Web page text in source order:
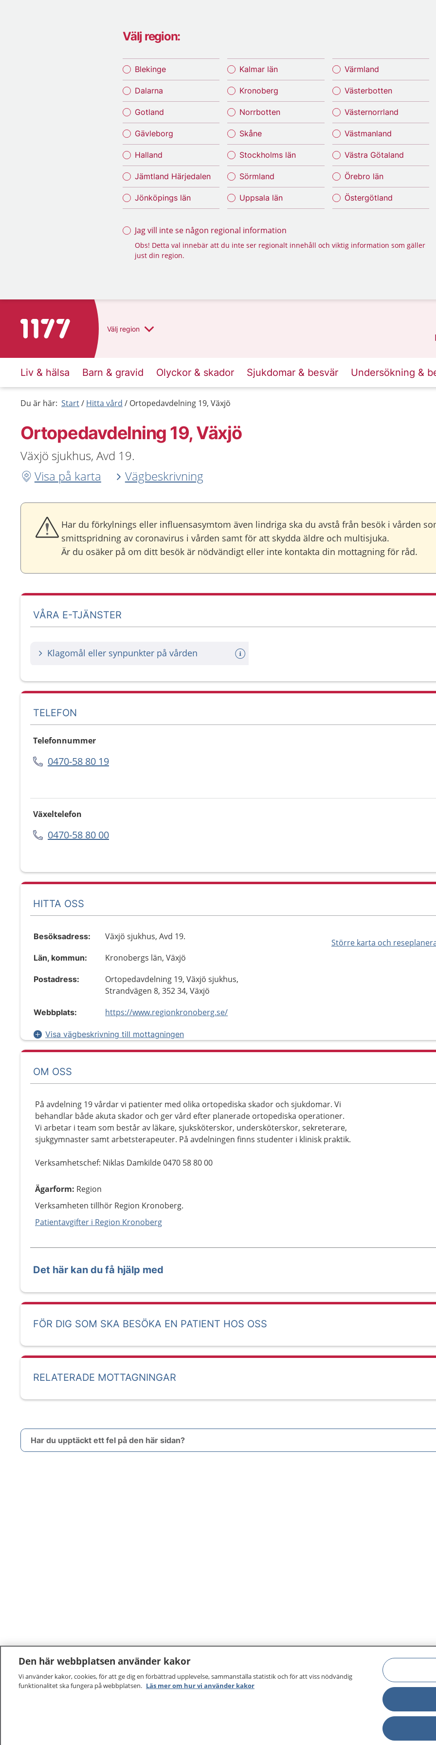
Välj region:
Blekinge
Dalarna
Gotland
Gävleborg
Halland
Jämtland Härjedalen
Jönköpings län
Kalmar län
Kronoberg
Norrbotten
Skåne
Stockholms län
Sörmland
Uppsala län
Värmland
Västerbotten
Västernorrland
Västmanland
Västra Götaland
Örebro län
Östergötland
Jag vill inte se någon regional information
Obs! Detta val innebär att du inte ser regionalt innehåll och viktig information som gäller
just din region.
Till startsidan för 1177 Välj region
Liv & hälsa Barn & gravid Olyckor & skador Sjukdomar & besvär Undersökning &
Du är här: Start Hitta vård Ortopedavdelning 19, Växjö
Ortopedavdelning 19, Växjö
Växjö sjukhus, Avd 19.
Visa på karta
Vägbeskrivning
Har du förkylnings eller influensasymtom även lindriga ska du avstå från besök i vården
smittspridning av coronavirus i vården samt för att skydda äldre och multisjuka.
Är du osäker på om ditt besök är nödvändigt eller inte kontakta din mottagning för råd.
VÅRA E-TJÄNSTER
Klagomål eller synpunkter på vården
TELEFON
Telefonnummer
0470-58 80 19
Växeltelefon
0470-58 80 00
HITTA OSS
Större karta och
Besöksadress: Växjö sjukhus, Avd 19.
Län, kommun: Kronobergs län, Växjö
Postadress:
Ortopedavdelning 19, Växjö sjukhus,
Strandvägen 8, 352 34, Växjö
Webbplats: https://www.regionkronoberg.se/
Visa vägbeskrivning till mottagningen
OM OSS
På avdelning 19 vårdar vi patienter med olika ortopediska skador och sjukdomar. Vi
behandlar både akuta skador och ger vård efter planerade ortopediska operationer.
Vi arbetar i team som består av läkare, sjuksköterskor, undersköterskor, sekreterare,
sjukgymnaster samt arbetsterapeuter. På avdelningen finns studenter i klinisk praktik.
Verksamhetschef: Niklas Damkilde 0470 58 80 00
Ägarform: Region
Verksamheten tillhör Region Kronoberg.
Patientavgifter i Region Kronoberg
Det här kan du få hjälp med
FÖR DIG SOM SKA BESÖKA EN PATIENT HOS OSS
RELATERADE MOTTAGNINGAR
Har du upptäckt ett fel på den här sidan?
Den här webbplatsen använder kakor
Vi använder kakor, cookies, för att ge dig en förbättrad upplevelse, sammanställa statistik och för att viss nödvändig
funktionalitet ska fungera på webbplatsen. Läs mer om hur vi använder kakor